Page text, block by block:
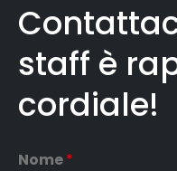
staff è
cordiale!
Nome*